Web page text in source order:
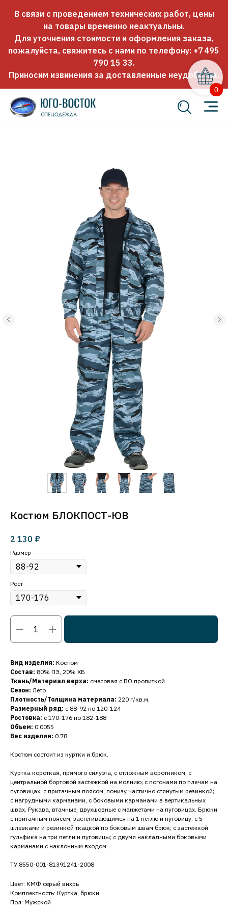
В связи с проведением технических работ, цены
на товары временно неактуальны.
Для уточнения стоимости и оформления заказа,
пожалуйста, свяжитесь с нами по телефону: +7 495
790 15 33.
Приносим извинения за доставленные неудобства.
Костюм БЛОКПОСТ-ЮВ
2 130 ₽
Размер
Рост
Вид изделия: Костюм
Состав: 80% ПЭ, 20% ХБ
Ткань/Материал верха: смесовая с ВО пропиткой
Сезон: Лето
Плотность/Толщина материала: 220 г/кв.м.
Размерный ряд: с 88-92 по 120-124
Ростовка: с 170-176 по 182-188
Объем: 0.0055
Вес изделия: 0.78
Костюм состоит из куртки и брюк.
Куртка короткая, прямого силуэта, с отложным воротником, с
центральной бортовой застежкой на молнию; с погонами по плечам на
пуговицах, с притачным поясом, понизу частично стянутым резинкой;
с нагрудными карманами, с боковыми карманами в вертикальных
швах. Рукава, втачные, двухшовные с манжетами на пуговицах. Брюки
с притачным поясом, застёгивающимся на 1 петлю и пуговицу; с 5
шлевками и резинкой ткацкой по боковым швам брюк; с застежкой
гульфика на три петли и пуговицы; с двумя накладными боковыми
карманами с наклонным входом.
ТУ 8550-001-81391241-2008
Цвет: КМФ серый вихрь
Комплектность: Куртка, брюки
Пол: Мужской
0